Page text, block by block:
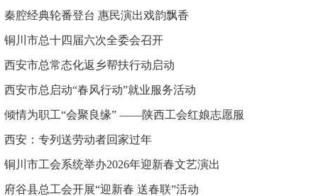
秦腔经典轮番登台 惠民演出戏韵飘香
铜川市总十四届六次全委会召开
西安市总常态化返乡帮扶行动启动
西安市总启动“春风行动”就业服务活动
倾情为职工“会聚良缘” ——陕西工会红娘志愿服
西安：专列送劳动者回家过年
铜川市工会系统举办2026年迎新春文艺演出
府谷县总工会开展“迎新春 送春联”活动